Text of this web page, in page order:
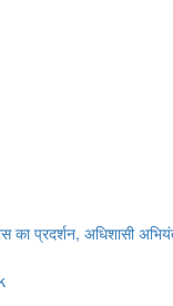
का प्रदर्शन, अधिशासी